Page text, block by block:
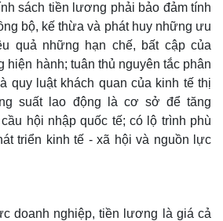
sách tiền lương phải bảo đảm tính
bộ, kế thừa và phát huy những ưu
quả những hạn chế, bất cập của
hiện hành; tuân thủ nguyên tắc phân
quy luật khách quan của kinh tế thị
suất lao động là cơ sở để tăng
hội nhập quốc tế; có lộ trình phù
triển kinh tế - xã hội và nguồn lực
doanh nghiệp, tiền lương là giá cả